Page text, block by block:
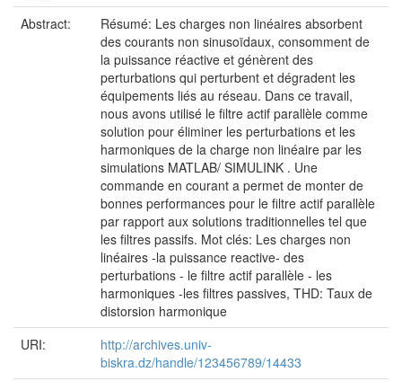
Abstract:
Résumé: Les charges non linéaires absorbent
des courants non sinusoïdaux, consomment de
la puissance réactive et génèrent des
perturbations qui perturbent et dégradent les
équipements liés au réseau. Dans ce travail,
nous avons utilisé le filtre actif parallèle comme
solution pour éliminer les perturbations et les
harmoniques de la charge non linéaire par les
simulations MATLAB/ SIMULINK . Une
commande en courant a permet de monter de
bonnes performances pour le filtre actif parallèle
par rapport aux solutions traditionnelles tel que
les filtres passifs. Mot clés: Les charges non
linéaires -la puissance reactive- des
perturbations - le filtre actif parallèle - les
harmoniques -les filtres passives, THD: Taux de
distorsion harmonique
URI:
http://archives.univ-
biskra.dz/handle/123456789/14433